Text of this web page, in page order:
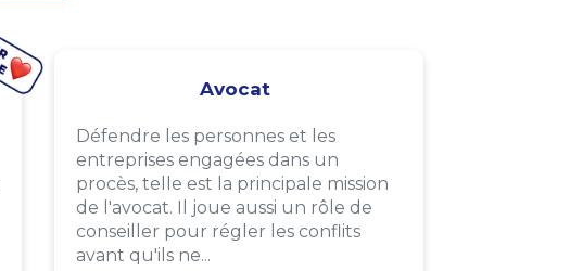
Avocat
Défendre les personnes et les
entreprises engagées dans un
procès, telle est la principale mission
de l'avocat. Il joue aussi un rôle de
conseiller pour régler les conflits
avant qu'ils ne...